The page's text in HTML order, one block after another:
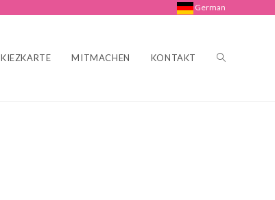
German
KIEZKARTE MITMACHEN KONTAKT